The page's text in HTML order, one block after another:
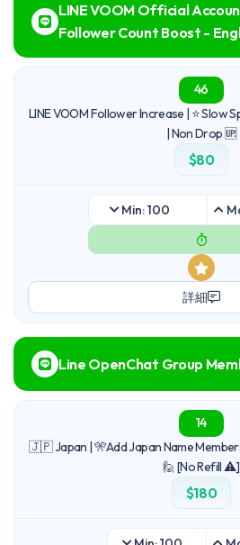
LINE VOOM Official
Follower Count Boost -
46
LINE VOOM Follower Increase | ⭐ Slow
| Non Drop 🆙
$80
Min: 100
詳細
Line OpenChat Group
14
🇯🇵 Japan | 🎌Add Japan Name
🙋 [No Refill ⚠️]
$180